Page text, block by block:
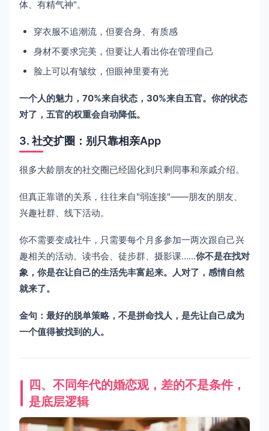
体、有精气神"。
穿衣服不追潮流，但要合身、有质感
身材不要求完美，但要让人看出你在管理自己
脸上可以有皱纹，但眼神里要有光
一个人的魅力，70%来自状态，30%来自五官。你的状态
对了，五官的权重会自动降低。
3. 社交扩圈：别只靠相亲App
很多大龄朋友的社交圈已经固化到只剩同事和亲戚介绍。
但真正靠谱的关系，往往来自"弱连接"——朋友的朋友、
兴趣社群、线下活动。
你不需要变成社牛，只需要每个月多参加一两次跟自己兴
趣相关的活动。读书会、徒步群、摄影课……你不是在找对
象，你是在让自己的生活先丰富起来。人对了，感情自然
就来了。
金句：最好的脱单策略，不是拼命找人，是先让自己成为
一个值得被找到的人。
四、不同年代的婚恋观，差的不是条件，
是底层逻辑